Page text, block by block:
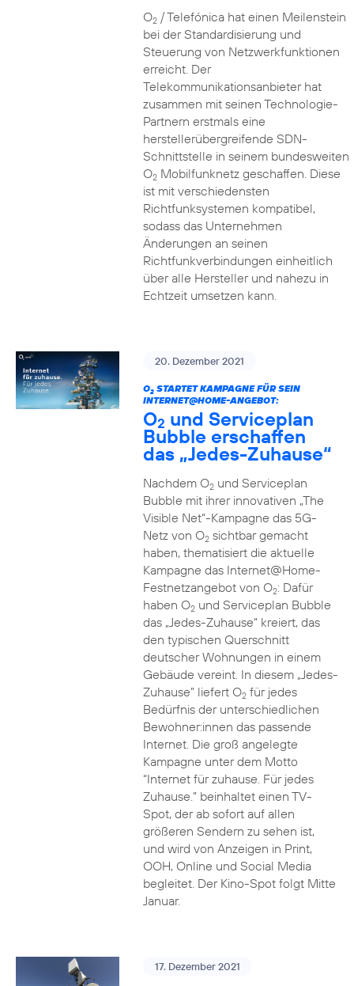
O2/ Telefónica hat einen Meilenstein
bei der Standardisierung und
Steuerung von Netzwerkfunktionen
erreicht. Der
Telekommunikationsanbieter hat
zusammen mit seinen Technologie-
Partnern erstmals eine
herstellerübergreifende SDN-
Schnittstelle in seinem bundesweiten
O2Mobilfunknetz geschaffen. Diese
ist mit verschiedensten
Richtfunksystemen kompatibel,
sodass das Unternehmen
Änderungen an seinen
Richtfunkverbindungen einheitlich
über alle Hersteller und nahezu in
Echtzeit umsetzen kann.
20. Dezember 2021
O2STARTET KAMPAGNE FÜR SEIN
INTERNET@HOME-ANGEBOT:
O2 und Serviceplan
Bubble erschaffen
das „Jedes-Zuhause“
Nachdem O2und Serviceplan
Bubble mit ihrer innovativen „The
Visible Net“-Kampagne das 5G-
Netz von O2sichtbar gemacht
haben, thematisiert die aktuelle
Kampagne das Internet@Home-
Festnetzangebot von O2: Dafür
haben O2und Serviceplan Bubble
das „Jedes-Zuhause“ kreiert, das
den typischen Querschnitt
deutscher Wohnungen in einem
Gebäude vereint. In diesem „Jedes-
Zuhause” liefert O2für jedes
Bedürfnis der unterschiedlichen
Bewohner:innen das passende
Internet. Die groß angelegte
Kampagne unter dem Motto
“Internet für zuhause. Für jedes
Zuhause.” beinhaltet einen TV-
Spot, der ab sofort auf allen
größeren Sendern zu sehen ist,
und wird von Anzeigen in Print,
OOH, Online und Social Media
begleitet. Der Kino-Spot folgt Mitte
Januar.
17. Dezember 2021